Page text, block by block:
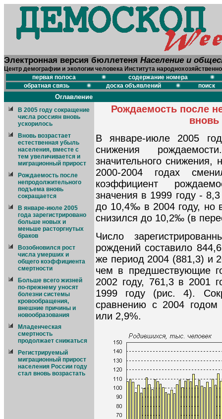
Электронная версия бюллетеня Население и
Центр демографии и экологии человека Института
первая полоса
содержание номера
обратная связь
доска объявлений поиск
Оглавление
В 2005 году сокращение
числа россиян вновь
ускорилось
Вновь возрастает
естественная убыль
населения, вместе с
тем увеличивается и
миграционный прирост
Рождаемость после
непродолжительного
подъема вновь
сокращается
В январе-июле 2005
года зарегистрировано
больше новых и
меньше расторгнутых
браков
Возобновился рост
числа умерших и
общего коэффициента
смертности
Больше всего жизней
по-прежнему уносят
болезни системы
кровообращения,
внешние причины и
новообразования
Младенческая
смертность
продолжает снижаться
Регистрируемый
миграционный прирост
населения России году
стал вновь возрастать
Рождаемость после
вновь
В январе-июле 2005
снижения
значительного
2000-2004 годах
коэффициент
значения в 1999 году -
до 10,4‰ в 2004 году, но
снизился до 10,2‰ (в
Число
рождений составило
же период 2004 (881,3) и
чем в предшествующие
2002 году, 761,3 в 2001
1999 году (рис. 4).
сравнению с 2004 годом
или 2,9%.